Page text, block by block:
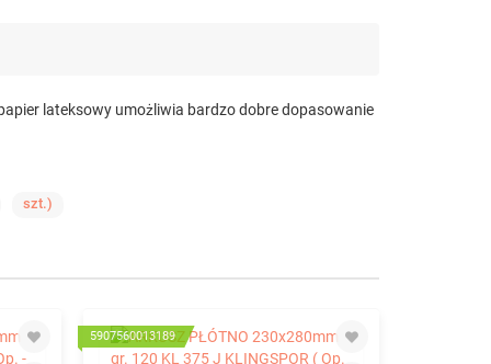
lateksowy umożliwia bardzo dobre dopasowanie
szt.)
5907560013189